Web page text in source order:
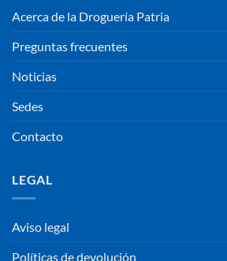
Acerca de la Droguería Patria
Preguntas frecuentes
Noticias
Sedes
Contacto
LEGAL
Aviso legal
Políticas de devolución